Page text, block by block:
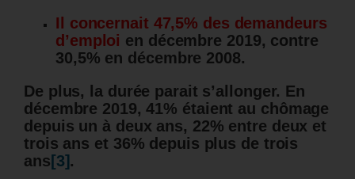
Il concernait 47,5% des demandeurs
d’emploi en décembre 2019, contre
30,5% en décembre 2008.
De plus, la durée parait s’allonger. En
décembre 2019, 41% étaient au chômage
depuis un à deux ans, 22% entre deux et
trois ans et 36% depuis plus de trois
ans [3].